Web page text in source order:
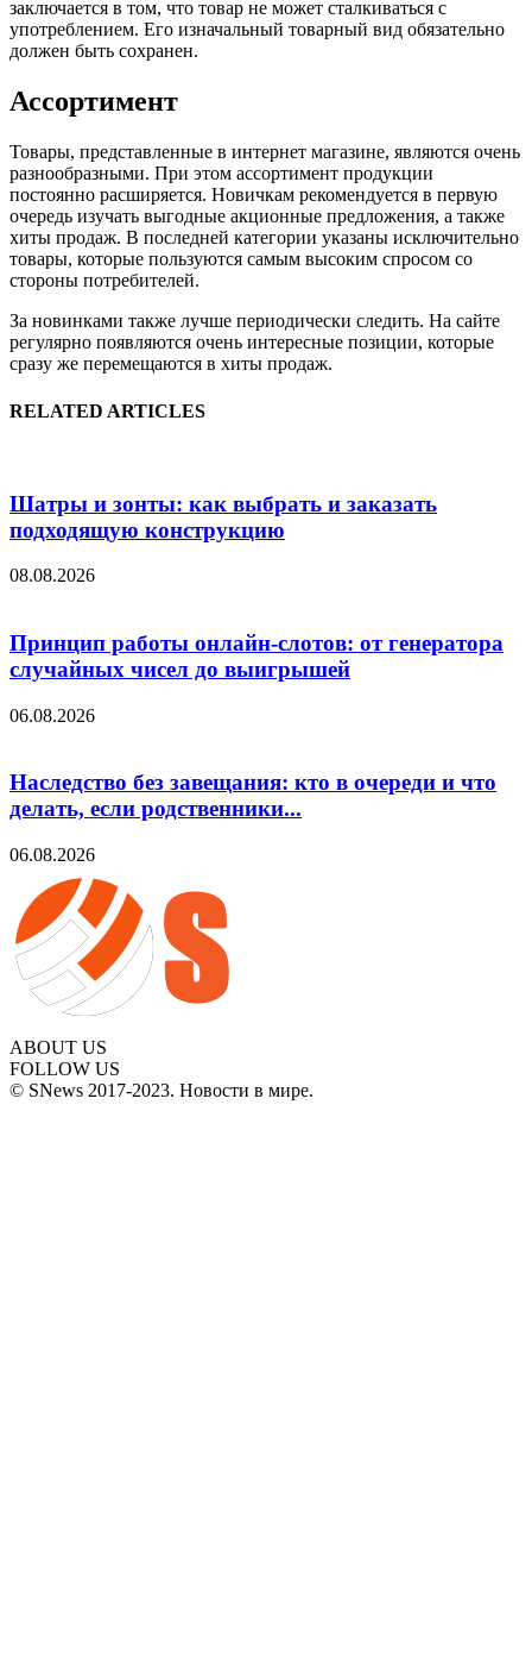
заключается в том, что товар не может сталкиваться с
употреблением. Его изначальный товарный вид обязательно
должен быть сохранен.
Ассортимент
Товары, представленные в интернет магазине, являются очень
разнообразными. При этом ассортимент продукции
постоянно расширяется. Новичкам рекомендуется в первую
очередь изучать выгодные акционные предложения, а также
хиты продаж. В последней категории указаны исключительно
товары, которые пользуются самым высоким спросом со
стороны потребителей.
За новинками также лучше периодически следить. На сайте
регулярно появляются очень интересные позиции, которые
сразу же перемещаются в хиты продаж.
RELATED ARTICLES
Шатры и зонты: как выбрать и заказать
подходящую конструкцию
08.08.2026
Принцип работы онлайн-слотов: от генератора
случайных чисел до выигрышей
06.08.2026
Наследство без завещания: кто в очереди и что
делать, если родственники...
06.08.2026
ABOUT US
FOLLOW US
© SNews 2017-2023. Новости в мире.